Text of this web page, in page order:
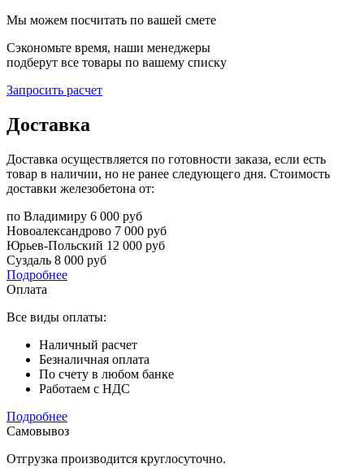
Мы можем посчитать по вашей смете
Сэкономьте время, наши менеджеры
подберут все товары по вашему списку
Запросить расчет
Доставка
Доставка осуществляется по готовности заказа, если есть
товар в наличии, но не ранее следующего дня. Стоимость
доставки железобетона от:
по Владимиру 6 000 руб
Новоалександрово 7 000 руб
Юрьев-Польский 12 000 руб
Суздаль 8 000 руб
Подробнее
Оплата
Все виды оплаты:
Наличный расчет
Безналичная оплата
По счету в любом банке
Работаем с НДС
Подробнее
Самовывоз
Отгрузка производится круглосуточно.